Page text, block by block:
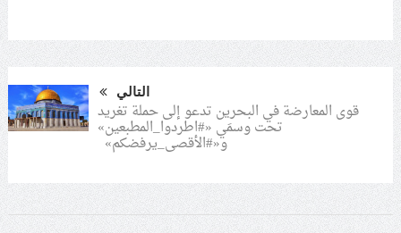
التالي
قوى المعارضة في البحرين تدعو إلى حملة تغريد
تحت وسمَي «#اطردوا_المطبعين»
و«#الأقصى_يرفضكم»